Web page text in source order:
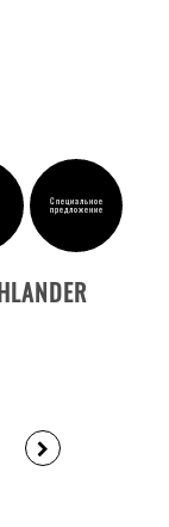
Специальное
предложение